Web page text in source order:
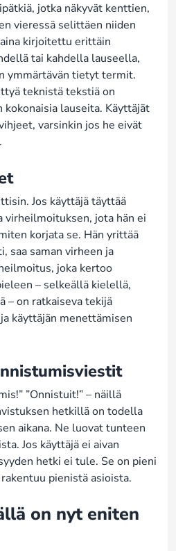
jotka näkyvät kenttien,
vieressä selittäen niiden
kirjoitettu erittäin
tai kahdella lauseella,
ymmärtävän tietyt termit.
teknistä tekstiä on
kokonaisia lauseita. Käyttäjät
varsinkin jos he eivät
Jos käyttäjä täyttää
virheilmoituksen, jota hän ei
korjata se. Hän yrittää
saa saman virheen ja
joka kertoo
– selkeällä kielellä,
– on ratkaiseva tekijä
käyttäjän menettämisen
”Onnistuit!” – näillä
hetkillä on todella
aikana. Ne luovat tunteen
Jos käyttäjä ei aivan
hetki ei tule. Se on pieni
pienistä asioista.
on nyt eniten